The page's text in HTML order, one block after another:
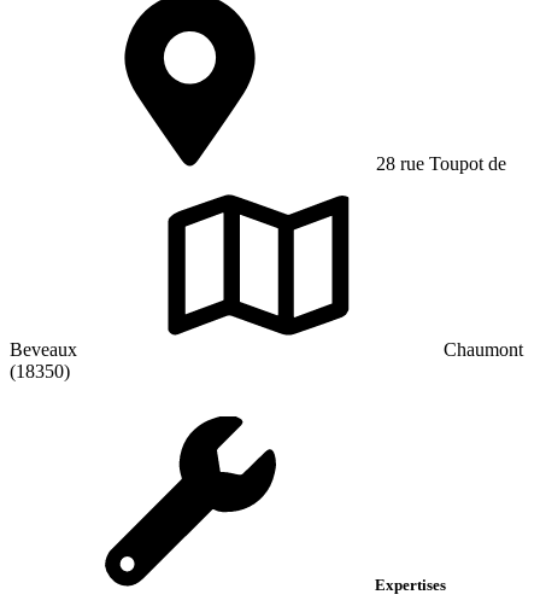
28 rue Toupot de
Beveaux
Chaumont
(18350)
Expertises